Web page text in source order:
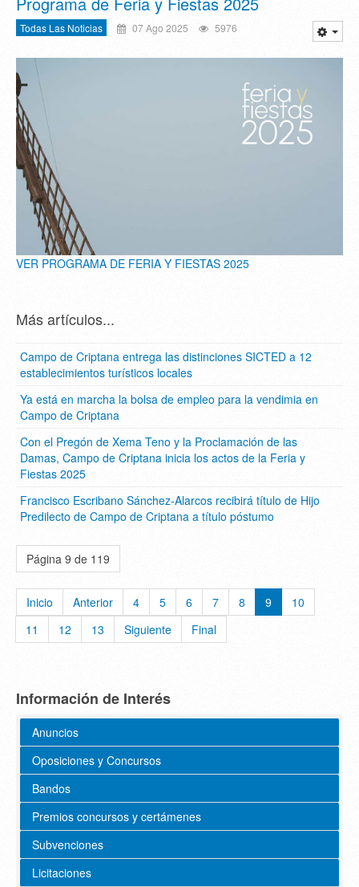
Todas Las Noticias 07 Ago 2025 5976
VER PROGRAMA DE FERIA Y FIESTAS 2025
Más artículos...
Campo de Criptana entrega las distinciones SICTED a 12
establecimientos turísticos locales
Ya está en marcha la bolsa de empleo para la vendimia en
Campo de Criptana
Con el Pregón de Xema Teno y la Proclamación de las
Damas, Campo de Criptana inicia los actos de la Feria y
Fiestas 2025
Francisco Escribano Sánchez-Alarcos recibirá título de Hijo
Predilecto de Campo de Criptana a título póstumo
Página 9 de 119
Inicio Anterior 4 5 6 7 8 9
10
11
12 13 Siguiente Final
Información de Interés
Anuncios
Oposiciones y Concursos
Bandos
Premios concursos y certámenes
Subvenciones
Licitaciones